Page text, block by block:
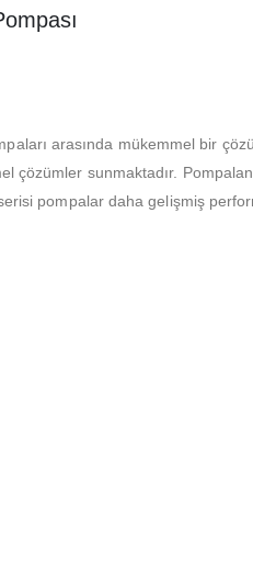
arasında mükemmel bir
sunmaktadır.
pompalar daha gelişmiş